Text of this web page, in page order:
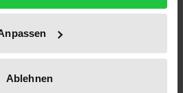
Ablehnen
öffentlich-rechtlich
Teil öffentlich-rechtlich
Ordnung nicht den